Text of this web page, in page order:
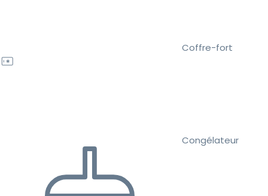
Coffre-fort
Congélateur